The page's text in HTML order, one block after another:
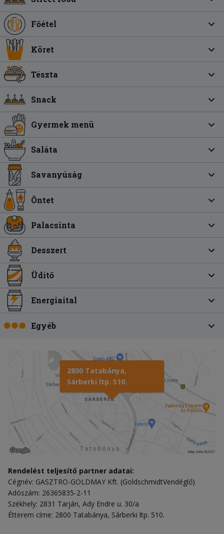
Főétel
Köret
Tészta
Snack
Gyermek menü
Saláta
Savanyúság
Öntet
Palacsinta
Desszert
Üdítő
Energiaital
Egyéb
2800 Tatabánya,
Sárberki ltp. 510.
Rendelést teljesítő partner adatai:
Cégnév: GASZTRO-GOLDMAY Kft. (GoldschmidtVendéglő)
Adószám: 26365835-2-11
Székhely: 2831 Tarján, Ady Endre u. 30/a
Étterem címe: 2800 Tatabánya, Sárberki ltp. 510.